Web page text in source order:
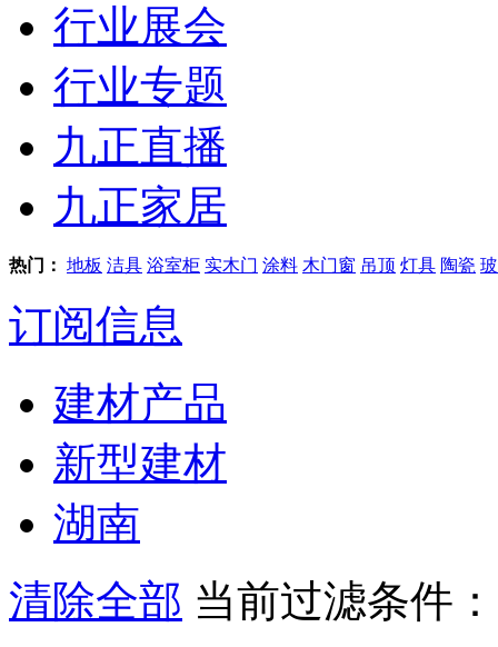
行业展会
行业专题
九正直播
九正家居
热门： 地板 洁具 浴室柜 实木门 涂料 木门窗 吊顶 灯具 陶瓷
订阅信息
建材产品
新型建材
湖南
清除全部 当前过滤条件